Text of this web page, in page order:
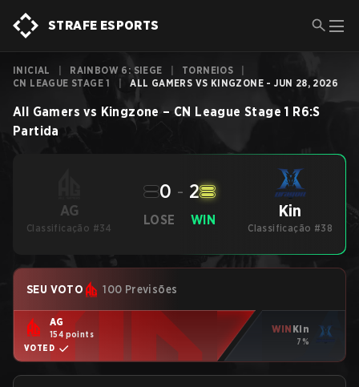
STRAFE ESPORTS
INICIAL RAINBOW 6: SIEGE TORNEIOS
CN LEAGUE STAGE 1
ALL GAMERS VS KINGZONE - JUN 28, 2026
All Gamers vs Kingzone – CN League Stage 1 R6:S
Partida
AG
Classificação #34
LOSE
0 - 2
WIN Kin
Classificação #38
SEU VOTO 100 Previsões
AG
154 points
VOTED
WIN Kin
7%